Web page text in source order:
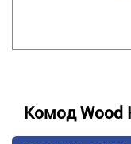
Комод Wood